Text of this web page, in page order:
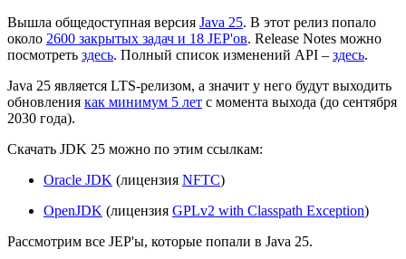
Вышла общедоступная версия Java 25. В этот релиз попало
около 2600 закрытых задач и 18 JEP'ов. Release Notes можно
посмотреть здесь. Полный список изменений API – здесь.
Java 25 является LTS-релизом, а значит у него будут выходить
обновления как минимум 5 лет с момента выхода (до сентября
2030 года).
Скачать JDK 25 можно по этим ссылкам:
Oracle JDK (лицензия NFTC)
OpenJDK (лицензия GPLv2 with Classpath Exception)
Рассмотрим все JEP'ы, которые попали в Java 25.